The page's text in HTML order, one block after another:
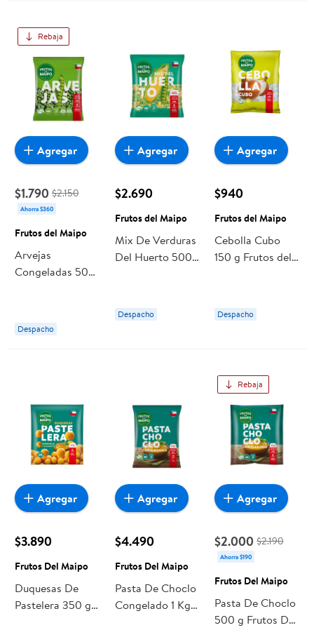
Rebaja
$1.790 $2.150
Ahorra $360
Frutos del Maipo
Arvejas
Congeladas 500
Despacho
Agregar
$2.690
Frutos del Maipo
Mix De Verduras
Del Huerto 500
Despacho
Agregar
$940
Frutos del Maipo
Cebolla Cubo
150 g Frutos del
Despacho
Agregar
$3.890
Frutos Del Maipo
Duquesas De
Pastelera 350 g
Agregar
$4.490
Frutos Del Maipo
Pasta De Choclo
Congelado 1 Kg
Agregar
Rebaja
$2.000 $2.190
Ahorra $190
Frutos Del Maipo
Pasta De Choclo
500 g Frutos Del
Agregar